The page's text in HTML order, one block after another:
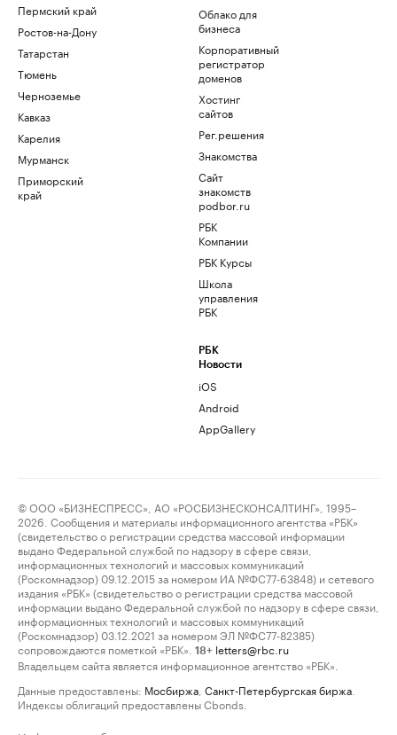
Пермский край
Ростов-на-Дону
Татарстан
Тюмень
Черноземье
Кавказ
Карелия
Мурманск
Приморский
край
Облако для
бизнеса
Корпоративный
регистратор
доменов
Хостинг
сайтов
Рег.решения
Знакомства
Сайт
знакомств
podbor.ru
РБК
Компании
РБК Курсы
Школа
управления
РБК
РБК
Новости
iOS
Android
AppGallery
© ООО «БИЗНЕСПРЕСС», АО «РОСБИЗНЕСКОНСАЛТИНГ», 1995–
2026. Сообщения и материалы информационного агентства «РБК»
(свидетельство о регистрации средства массовой информации
выдано Федеральной службой по надзору в сфере связи,
информационных технологий и массовых коммуникаций
(Роскомнадзор) 09.12.2015 за номером ИА №ФС77-63848) и сетевого
издания «РБК» (свидетельство о регистрации средства массовой
информации выдано Федеральной службой по надзору в сфере связи,
информационных технологий и массовых коммуникаций
(Роскомнадзор) 03.12.2021 за номером ЭЛ №ФС77-82385)
сопровождаются пометкой «РБК».
18+ letters@rbc.ru
Владельцем сайта является информационное агентство «РБК».
Данные предоставлены: Мосбиржа Санкт-Петербургская биржа
Индексы облигаций предоставлены Cbonds.